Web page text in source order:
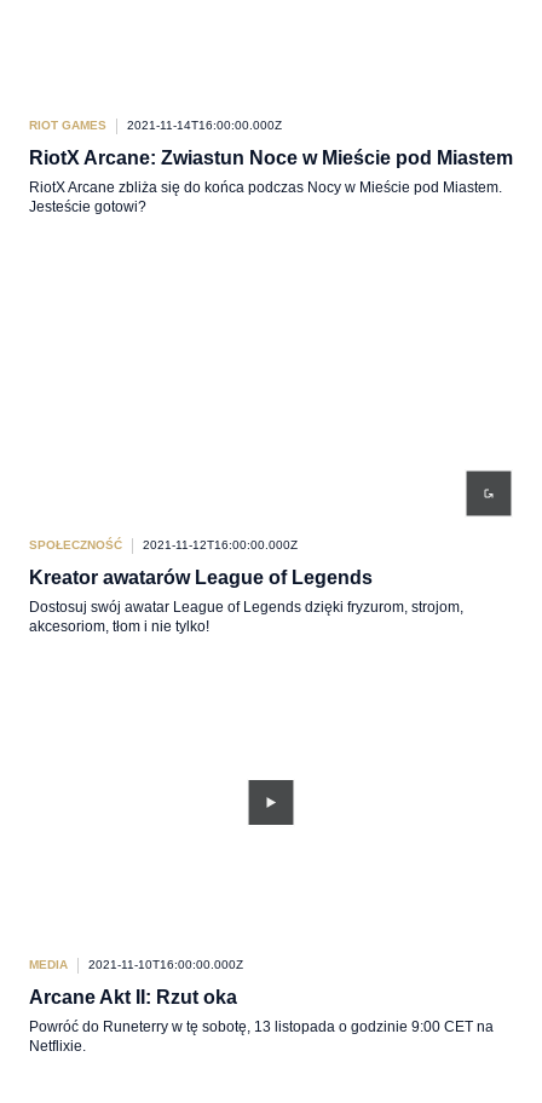
RIOT GAMES 2021-11-14T16:00:00.000Z
RiotX Arcane: Zwiastun Noce w Mieście pod Miastem
RiotX Arcane zbliża się do końca podczas Nocy w Mieście pod Miastem.
Jesteście gotowi?
SPOŁECZNOŚĆ 2021-11-12T16:00:00.000Z
Kreator awatarów League of Legends
Dostosuj swój awatar League of Legends dzięki fryzurom, strojom,
akcesoriom, tłom i nie tylko!
MEDIA 2021-11-10T16:00:00.000Z
Arcane Akt II: Rzut oka
Powróć do Runeterry w tę sobotę, 13 listopada o godzinie 9:00 CET na
Netflixie.